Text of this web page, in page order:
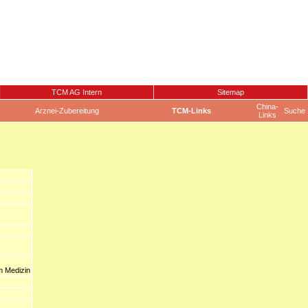
TCM AG Intern Sitemap
Arznei-Zubereitung TCM-Links
China-
Links
Suche
Medizin